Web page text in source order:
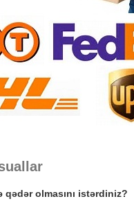
olmasını istərdiniz?